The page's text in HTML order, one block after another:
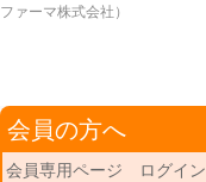
ファーマ株式会社）
会員の方へ
会員専用ページ ログイン